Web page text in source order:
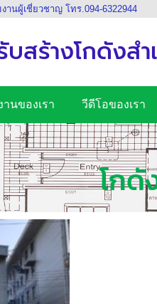
านผู้เชี่ยวชาญ โทร.094-6322944
บสร้างโกดังสำ
านของเรา วีดีโอของเรา
โกดั